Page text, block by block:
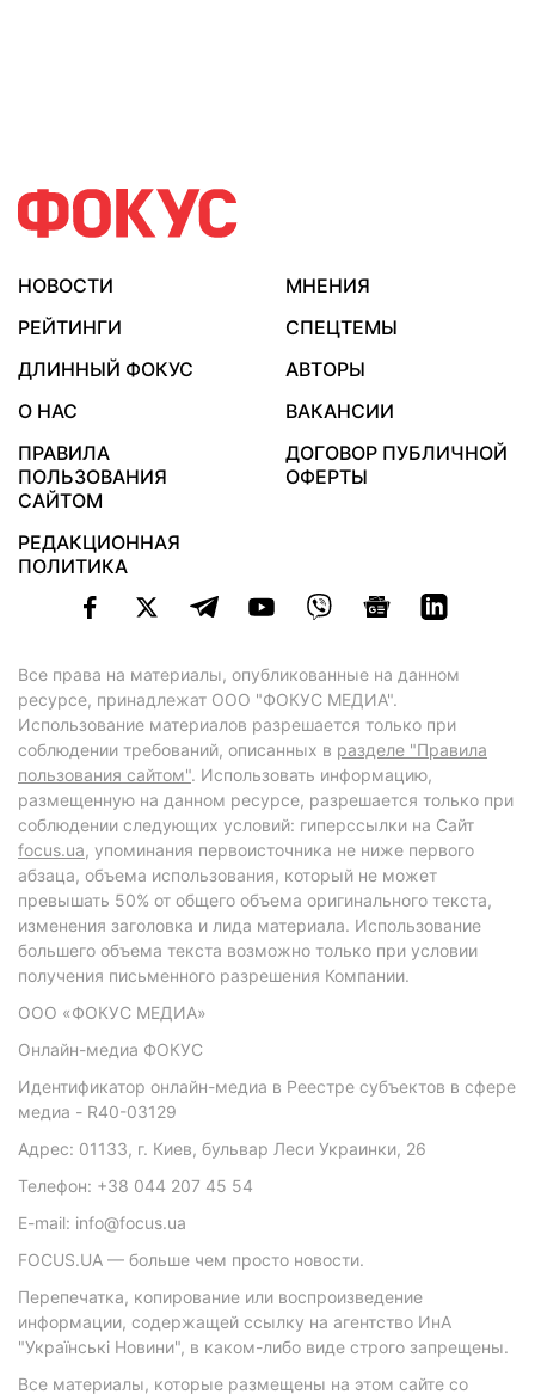
НОВОСТИ
МНЕНИЯ
РЕЙТИНГИ
СПЕЦТЕМЫ
ДЛИННЫЙ ФОКУС
АВТОРЫ
О НАС
ВАКАНСИИ
ПРАВИЛА
ПОЛЬЗОВАНИЯ
САЙТОМ
ДОГОВОР ПУБЛИЧНОЙ
ОФЕРТЫ
РЕДАКЦИОННАЯ
ПОЛИТИКА
Все права на материалы, опубликованные на данном
ресурсе, принадлежат ООО "ФОКУС МЕДИА".
Использование материалов разрешается только при
соблюдении требований, описанных в разделе "Правила
пользования сайтом". Использовать информацию,
размещенную на данном ресурсе, разрешается только при
соблюдении следующих условий: гиперссылки на Сайт
focus.ua, упоминания первоисточника не ниже первого
абзаца, объема использования, который не может
превышать 50% от общего объема оригинального текста,
изменения заголовка и лида материала. Использование
большего объема текста возможно только при условии
получения письменного разрешения Компании.
ООО «ФОКУС МЕДИА»
Онлайн-медиа ФОКУС
Идентификатор онлайн-медиа в Реестре субъектов в сфере
медиа - R40-03129
Адрес: 01133, г. Киев, бульвар Леси Украинки, 26
Телефон: +38 044 207 45 54
E-mail: info@focus.ua
FOCUS.UA — больше чем просто новости.
Перепечатка, копирование или воспроизведение
информации, содержащей ссылку на агентство ИнА
"Українські Новини", в каком-либо виде строго запрещены.
Все материалы, которые размещены на этом сайте со